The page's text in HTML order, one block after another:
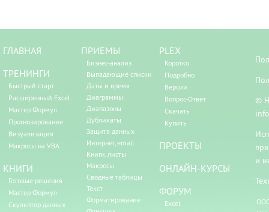
ГЛАВНАЯ
ТРЕНИНГИ
Быстрый старт
Расширенный Excel
Мастер Формул
Прогнозирование
Визуализация
Макросы на VBA
КНИГИ
Готовые решения
Мастер Формул
Скульптор данных
ПРИЕМЫ
Бизнес-анализ
Выпадающие списки
Даты и время
Диаграммы
Диапазоны
Дубликаты
Защита данных
Интернет, email
Книги, листы
Макросы
Сводные таблицы
Текст
Форматирование
PLEX
Коротко
Подробно
Версии
Вопрос-Ответ
Скачать
Купить
ПРОЕКТЫ
ОНЛАЙН-КУРСЫ
ФОРУМ
Excel
©
и